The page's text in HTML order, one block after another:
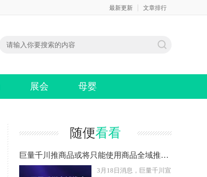
最新更新 文章排行
展会 母婴
随便看看
巨量千川推商品或将只能使用商品全域推广 建议商家尽快迁移
3月18日消息，巨量千川宣